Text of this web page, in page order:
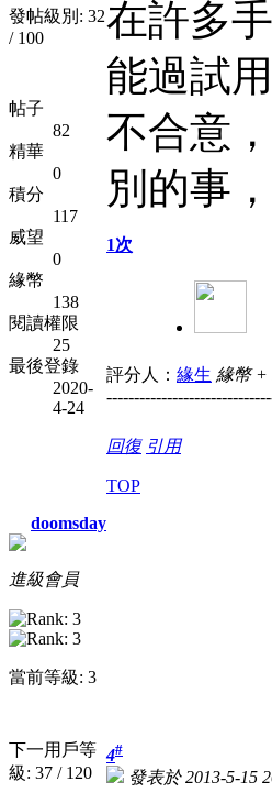
發帖級別: 32
/ 100
帖子
82
精華
0
積分
117
威望
0
緣幣
138
閱讀權限
25
最後登錄
2020-
4-24
在許多
能過試
不合意
別的事
1次
評分人： 緣生 緣幣 +
回復 引用
TOP
doomsday
進級會員
當前等級: 3
下一用戶等
級: 37 / 120
4#
發表於 2013-5-15